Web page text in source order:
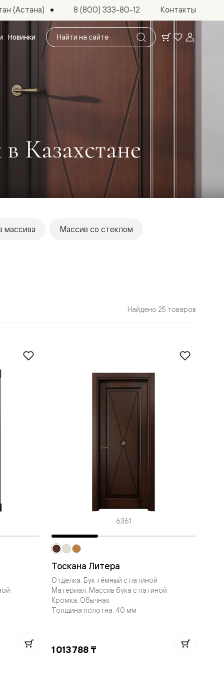
Поиск
по
сайту
Новинки
(Астана) 8 (800) 333-80-12 Контакты
Казахстане
массива Массив со стеклом
Найдено 25 товаров
6361
Тоскана Литера
Отделка: Бук тёмный с патиной
Материал: Массив бука с патиной
Кромка: Обычная
Толщина полотна: 40 мм
1 013 788 ₸